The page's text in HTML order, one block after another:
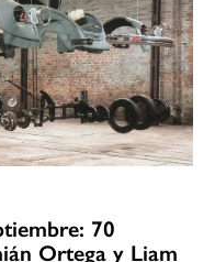
70
Ortega y Liam